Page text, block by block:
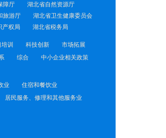
障厅
湖北省自然资源厅
旅游厅
湖北省卫生健康委员会
产权局 湖北省税务局
训 科技创新
市场拓展
综合
中小企业相关政策
业
住宿和餐饮业
居民服务、修理和其他服务业